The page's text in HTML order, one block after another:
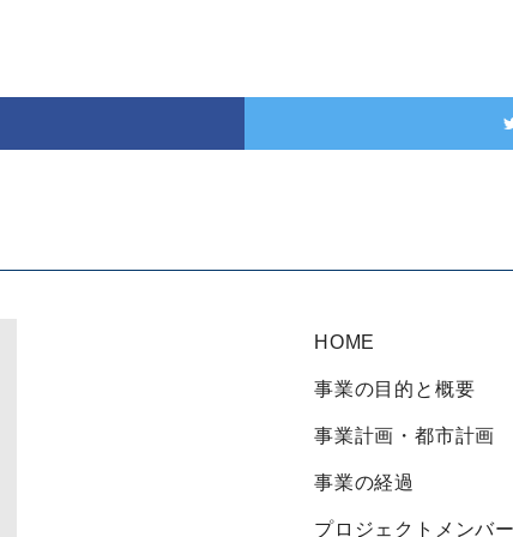
HOME
事業の目的と概要
事業計画・都市計画
事業の経過
プロジェクトメンバー